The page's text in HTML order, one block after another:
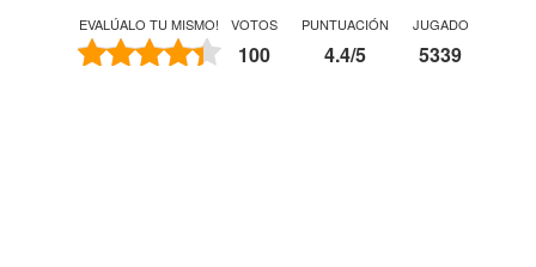
Fútbol
EVALÚALO TU MISMO! VOTOS
100
PUNTUACIÓN
4.4/5
JUGADO
5339